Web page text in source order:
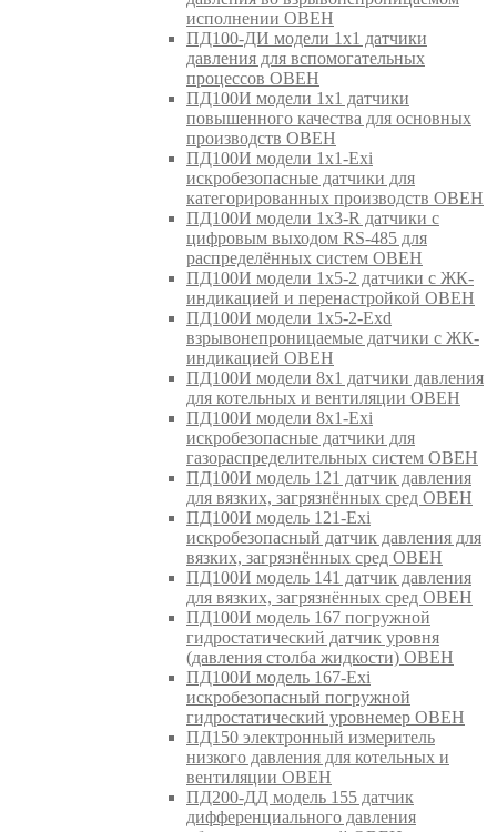
исполнении ОВЕН
ПД100-ДИ модели 1х1 датчики
давления для вспомогательных
процессов ОВЕН
ПД100И модели 1х1 датчики
повышенного качества для основных
производств ОВЕН
ПД100И модели 1х1-Exi
искробезопасные датчики для
категорированных производств ОВЕН
ПД100И модели 1х3-R датчики с
цифровым выходом RS-485 для
распределённых систем ОВЕН
ПД100И модели 1х5-2 датчики с ЖК-
индикацией и перенастройкой ОВЕН
ПД100И модели 1х5-2-Exd
взрывонепроницаемые датчики с ЖК-
индикацией ОВЕН
ПД100И модели 8х1 датчики давления
для котельных и вентиляции ОВЕН
ПД100И модели 8х1-Exi
искробезопасные датчики для
газораспределительных систем ОВЕН
ПД100И модель 121 датчик давления
для вязких, загрязнённых сред ОВЕН
ПД100И модель 121-Exi
искробезопасный датчик давления для
вязких, загрязнённых сред ОВЕН
ПД100И модель 141 датчик давления
для вязких, загрязнённых сред ОВЕН
ПД100И модель 167 погружной
гидростатический датчик уровня
(давления столба жидкости) ОВЕН
ПД100И модель 167-Exi
искробезопасный погружной
гидростатический уровнемер ОВЕН
ПД150 электронный измеритель
низкого давления для котельных и
вентиляции ОВЕН
ПД200-ДД модель 155 датчик
дифференциального давления